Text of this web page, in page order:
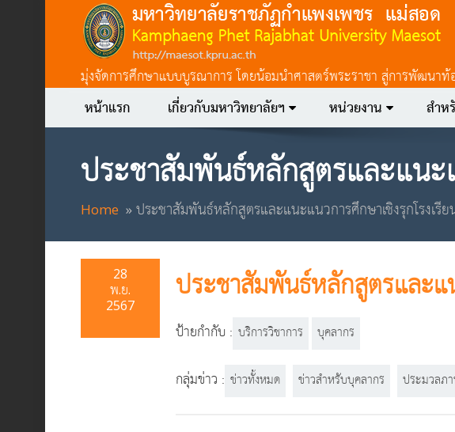
มุ่งจัดการศึกษาแบบบูรณาการ โดยน้อมนำศาสตร์พระราชา สู่การพัฒนาท้
หน้าแรก เกี่ยวกับมหาวิทยาลัยฯ หน่วยงาน สำห
ประชาสัมพันธ์หลักสูตรและแนะ
Home ประชาสัมพันธ์หลักสูตรและแนะแนวการศึกษาเชิงรุกโรงเรี
28
พ.ย.
2567
ประชาสัมพันธ์หลักสูตรและแ
ป้ายกำกับ : บริการวิชาการ บุคลากร
กลุ่มข่าว : ข่าวทั้งหมด ข่าวสำหรับบุคลากร ประมวลภ